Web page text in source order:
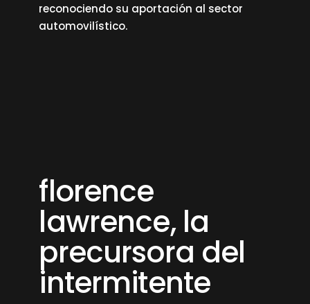
reconociendo su aportación al sector
automovilístico.
florence
lawrence, la
precursora del
intermitente